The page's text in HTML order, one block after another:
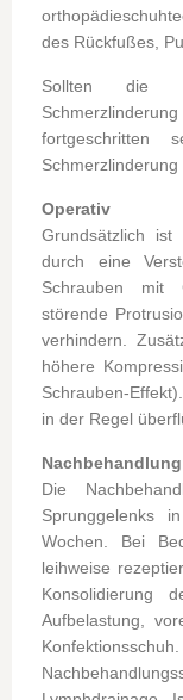
des Rückfußes,
Sollten die
fortgeschritten
Schmerzlinderung
Operativ
Grundsätzlich
durch eine
Schrauben mit
störende
verhindern.
höhere
Schrauben-
in der Regel
Nachbehandlung
Die
Sprunggelenks
Wochen. Bei
leihweise
Konsolidierung
Aufbelastung,